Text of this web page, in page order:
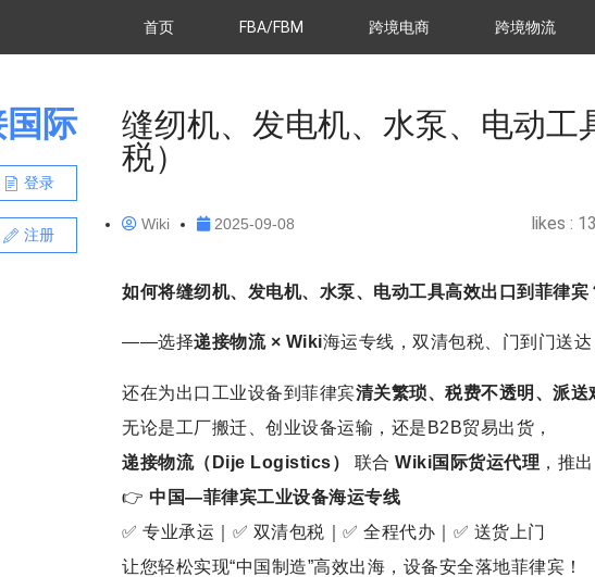
首页 FBA/FBM 跨境电商 跨境物流
际
登录
注册
缝纫机、发电机、水泵、电动工
税）
Wiki 2025-09-08 likes :
如何将缝纫机、发电机、水泵、电动工具高效出口到菲律宾
——选择递接物流 × Wiki海运专线，双清包税、门到门送达
还在为出口工业设备到菲律宾清关繁琐、税费不透明、派送
无论是工厂搬迁、创业设备运输，还是B2B贸易出货，
递接物流（Dije Logistics）
联合 Wiki国际货运代理 ，推出
👉 中国—菲律宾工业设备海运专线
✅ 专业承运｜✅ 双清包税｜✅ 全程代办｜✅ 送货上门
让您轻松实现“中国制造”高效出海，设备安全落地菲律宾！